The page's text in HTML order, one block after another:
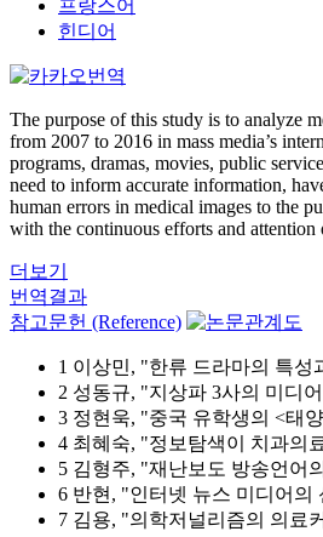
프랑스어
힌디어
The purpose of this study is to analyze
from 2007 to 2016 in mass media’s
programs, dramas, movies, public
need to inform accurate information,
human errors in medical images to the
with the continuous efforts and
더보기
번역결과
참고문헌 (Reference)
1 이상민, "한류 드라마의 특성
2 성동규, "지상파 3사의 미디
3 정현욱, "중국 유학생의 <태
4 최혜숙, "정보탐색이 치과의
5 김형주, "재난보도 방송언어
6 반현, "인터넷 뉴스 미디어의
7 김용, "의학저널리즘의 의료